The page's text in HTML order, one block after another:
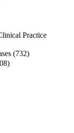
Practice
(732)